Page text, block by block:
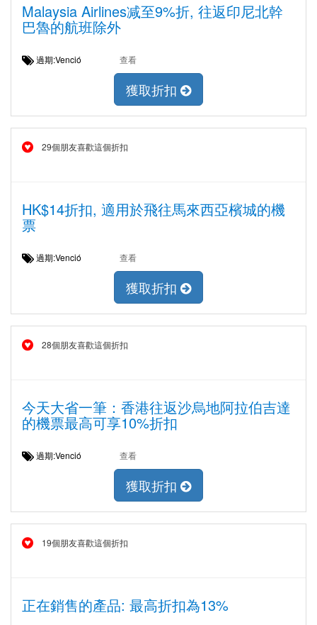
Malaysia Airlines减至9%折, 往返印尼北幹
巴魯的航班除外
過期:Venció 查看
獲取折扣
29個朋友喜歡這個折扣
HK$14折扣, 適用於飛往馬來西亞檳城的機
票
過期:Venció 查看
獲取折扣
28個朋友喜歡這個折扣
今天大省一筆：香港往返沙烏地阿拉伯吉達
的機票最高可享10%折扣
過期:Venció 查看
獲取折扣
19個朋友喜歡這個折扣
正在銷售的產品: 最高折扣為13%